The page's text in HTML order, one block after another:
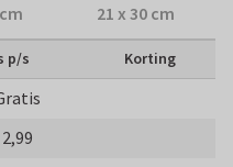
21 x 30 cm
p/s Korting
2,99